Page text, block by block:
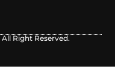
All Right Reserved.